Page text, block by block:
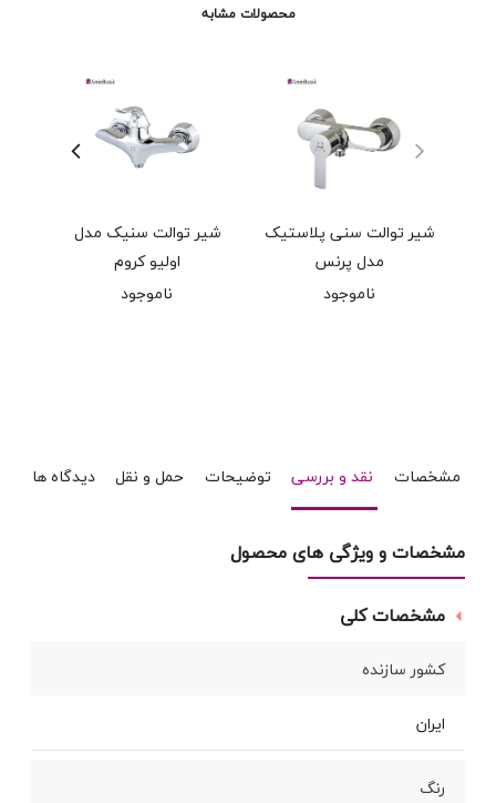
محصولات مشابه
شیر توالت سنی پلاستیک
مدل پرنس
ناموجود
شیر توالت سنیک مدل
اولیو کروم
ناموجود
مشخصات نقد و بررسی توضیحات حمل و نقل دیدگاه ها
مشخصات و ویژگی های محصول
مشخصات کلی
کشور سازنده
ایران
رنگ